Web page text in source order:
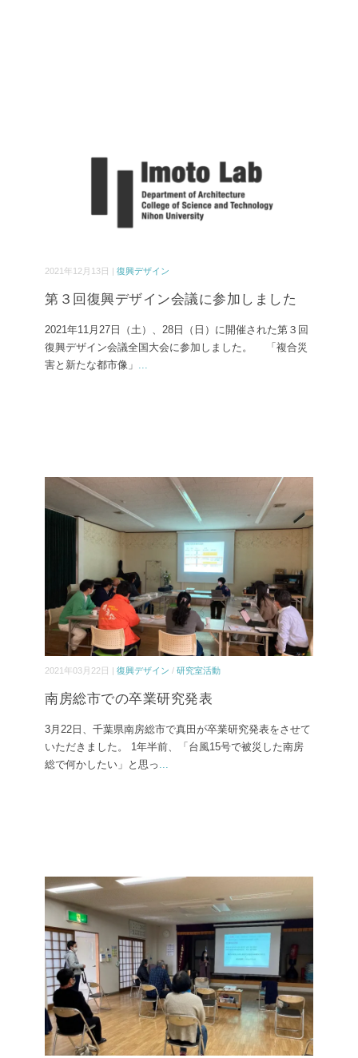
2021年12月13日 | 復興デザイン
第３回復興デザイン会議に参加しました
2021年11月27日（土）、28日（日）に開催された第３回
復興デザイン会議全国大会に参加しました。 「複合災
害と新たな都市像」 ...
2021年03月22日 | 復興デザイン / 研究室活動
南房総市での卒業研究発表
3月22日、千葉県南房総市で真田が卒業研究発表をさせて
いただきました。 1年半前、「台風15号で被災した南房
総で何かしたい」と思っ ...